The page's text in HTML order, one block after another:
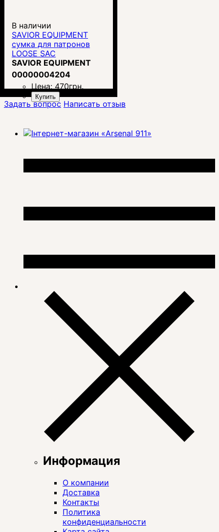
В наличии
SAVIOR EQUIPMENT
сумка для патронов
LOOSE SAC
SAVIOR EQUIPMENT
00000004204
Цена: 470грн.
Купить
Задать вопрос Написать отзыв
Информация
О компании
Доставка
Контакты
Политика
конфиденциальности